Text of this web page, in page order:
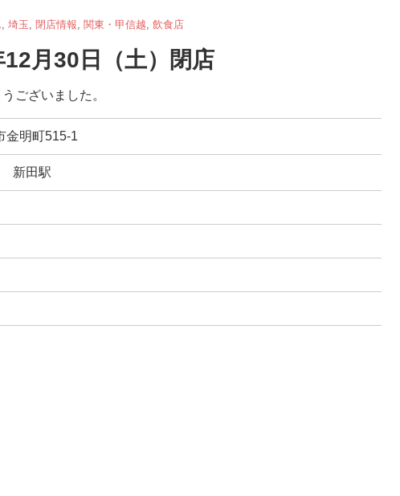
埼玉 閉店情報 関東・甲信越 飲食店
月30日（土）閉店
ございました。
金明町515-1
新田駅